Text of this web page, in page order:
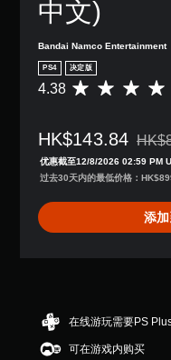
中文)
Bandai Namco Entertainment
PS4 决定版
平
价
4
.
8
颗
星
颗
星
，
4.38
HK$143.84 从原
优惠截至12/8/2026 02:59 PM
过去30天内的最低价格：
添
在线游玩需要PS
可在游戏内购买